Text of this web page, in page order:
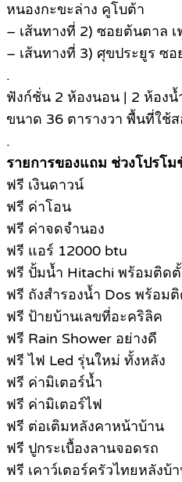
หนองกะขะล่าง คูโบต้า
– เส้นทางที่ 2) ซอยต้นตาล
– เส้นทางที่ 3) ศุขประยูร ซ
.
ฟังก์ชั่น 2 ห้องนอน | 2 ห้องน้
ขนาด 36 ตารางวา พื้นที่ใช้
.
รายการของแถม ช่วงโปรโม
ฟรี เงินดาวน์
ฟรี ค่าโอน
ฟรี ค่าจดจำนอง
ฟรี แอร์ 12000 btu
ฟรี ปั้มน้ำ Hitachi พร้อมติดตั้
ฟรี ถังสำรองน้ำ Dos พร้อม
ฟรี ป้ายบ้านเลขที่อะคริลิค
ฟรี Rain Shower อย่างดี
ฟรี ไฟ Led รุ่นใหม่ ทั้งหลัง
ฟรี ค่ามิเตอร์น้ำ
ฟรี ค่ามิเตอร์ไฟ
ฟรี ต่อเติมหลังคาหน้าบ้าน
ฟรี ปูกระเบื้องลานจอดรถ
ฟรี เคาว์เตอร์ครัวไทยหลังบ้